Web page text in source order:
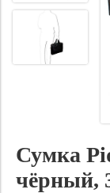
Сумка
чёрный,